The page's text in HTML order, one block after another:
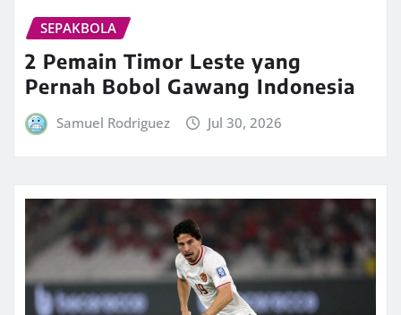
SEPAKBOLA
2 Pemain Timor Leste yang
Pernah Bobol Gawang Indonesia
Samuel Rodriguez Jul 30, 2026